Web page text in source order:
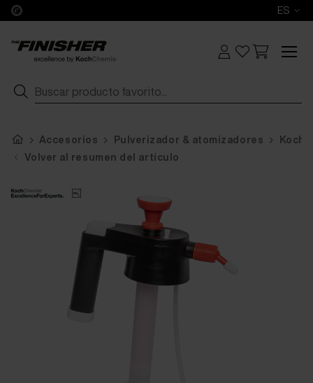
ES
Accesorios Pulverizador & atomizadores
Volver al resumen del artículo